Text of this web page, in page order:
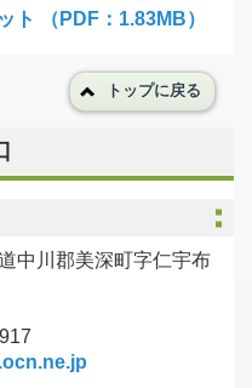
ト （PDF：1.83MB）
トップに戻る
中川郡美深町字仁宇布